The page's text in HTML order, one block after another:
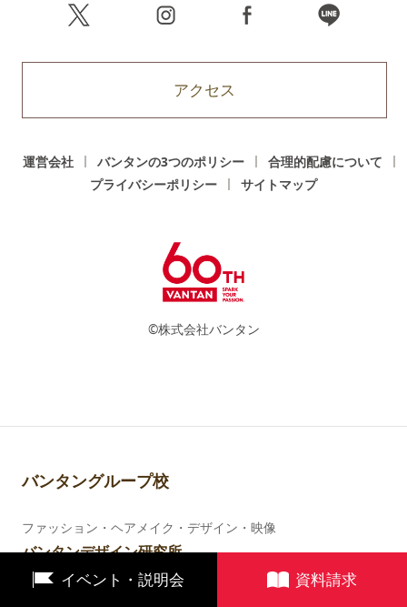
イベント・説明会 資料請求
アクセス
運営会社 バンタンの3つのポリシー
合理的配慮について
プライバシーポリシー
サイトマップ
©株式会社バンタン
バンタングループ校
ファッション・ヘアメイク・デザイン・映像
バンタンデザイン研究所
大学部 専門部 高等部